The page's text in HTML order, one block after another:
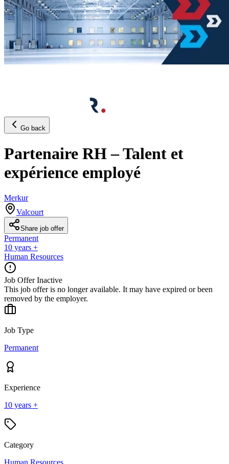
Go back
Partenaire RH – Talent et
expérience employé
Merkur
Valcourt
Share job offer
Permanent
10 years +
Human Resources
Job Offer Inactive
This job offer is no longer available. It may have expired or been
removed by the employer.
Job Type
Permanent
Experience
10 years +
Category
Human Resources